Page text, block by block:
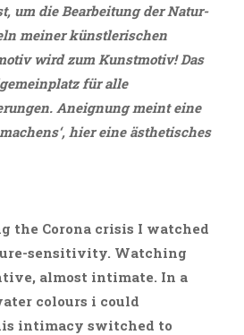
um die Bearbeitung der Natur-
meiner künstlerischen
wird zum Kunstmotiv! Das
für alle
Aneignung meint eine
hier eine ästhetisches
the Corona crisis I watched
sensitivity. Watching
almost intimate. In a
colours i could
intimacy switched to